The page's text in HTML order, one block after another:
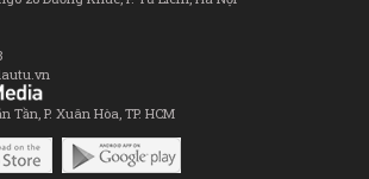
Tần, P. Xuân Hòa, TP. HCM